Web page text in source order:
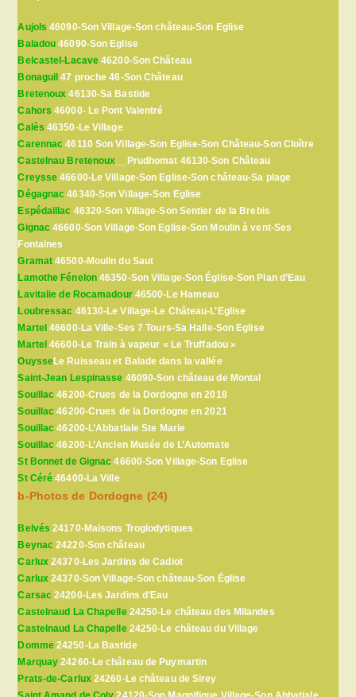
Aujols 46090-Son Village-Son château-Son Eglise
Baladou 46090-Son Eglise
Belcastel-Lacave 46200-Son Château
Bonaguil 47 proche 46-Son Château
Bretenoux 46130-Sa Bastide
Cahors 46000- Le Pont Valentré
Calès 46350-Le Village
Carennac 46110 Son Village-Son Eglise-Son Château-Son Cloître
Castelnau Bretenoux __Prudhomat 46130-Son Château
Creysse 46600-Le Village-Son Eglise-Son château-Sa plage
Dégagnac 46340-Son Village-Son Eglise
Espédaillac 46320-Son Village-Son Sentier de la Brebis
Gignac 46600-Son Village-Son Eglise-Son Moulin à vent-Ses
Fontaines
Gramat 46500-Moulin du Saut
Lamothe Fénelon46350-Son Village-Son Église-Son Plan d’Eau
Lavitalie de Rocamadour46500-Le Hameau
Loubressac 46130-Le Village-Le Château-L’Eglise
Martel 46600-La Ville-Ses 7 Tours-Sa Halle-Son Eglise
Martel 46600-Le Train à vapeur « Le Truffadou »
OuysseLe Ruisseau et Balade dans la vallée
Saint-Jean Lespinasse 46090-Son château de Montal
Souillac 46200-Crues de la Dordogne en 2018
Souillac 46200-Crues de la Dordogne en 2021
Souillac 46200-L’Abbatiale Ste Marie
Souillac 46200-L’Ancien Musée de L’Automate
St Bonnet de Gignac 46600-Son Village-Son Eglise
St Céré 46400-La Ville
b-Photos de Dordogne (24)
Belvés 24170-Maisons Troglodytiques
Beynac 24220-Son château
Carlux 24370-Les Jardins de Cadiot
Carlux 24370-Son Village-Son château-Son Église
Carsac 24200-Les Jardins d’Eau
Castelnaud La Chapelle24250-Le château des Milandes
Castelnaud La Chapelle24250-Le château du Village
Domme24250-La Bastide
Marquay 24260-Le château de Puymartin
Prats-de-Carlux24260-Le château de Sirey